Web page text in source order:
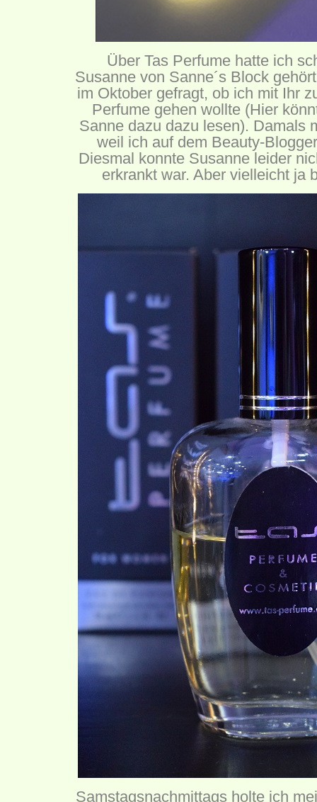
Über Tas Perfume hatte ich
Susanne von Sanne´s Block
im Oktober gefragt, ob ich mit Ihr
Perfume gehen wollte (Hier
Sanne dazu dazu lesen). Damals
weil ich auf dem Beauty-
Diesmal konnte Susanne leider
erkrankt war. Aber vielleicht ja
Samstagsnachmittags holte ich